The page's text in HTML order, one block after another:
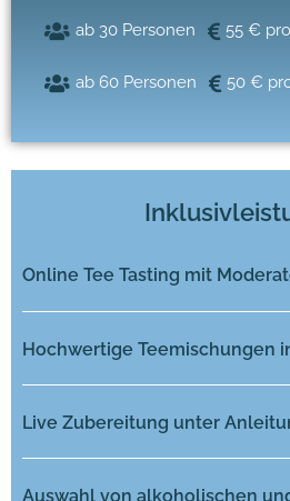
ab 30 Personen 55 €
ab 60 Personen 50 €
Online Tee Tasting mit
Hochwertige Teemischungen
Live Zubereitung unter
Auswahl von alkoholischen